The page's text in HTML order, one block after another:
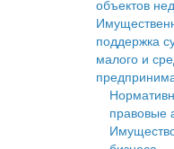
объектов
поддержка
малого и
правовые